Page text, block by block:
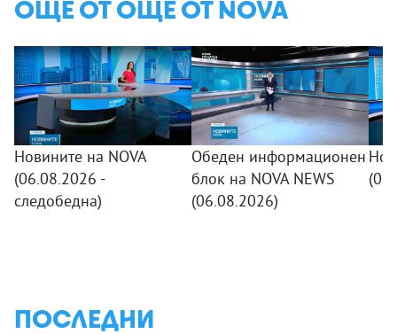
ОЩЕ ОТ ОЩЕ ОТ NOVA
Новините на NOVA
(06.08.2026 -
следобедна)
Обеден информационен
блок на NOVA NEWS
(06.08.2026)
ПОСЛЕДНИ